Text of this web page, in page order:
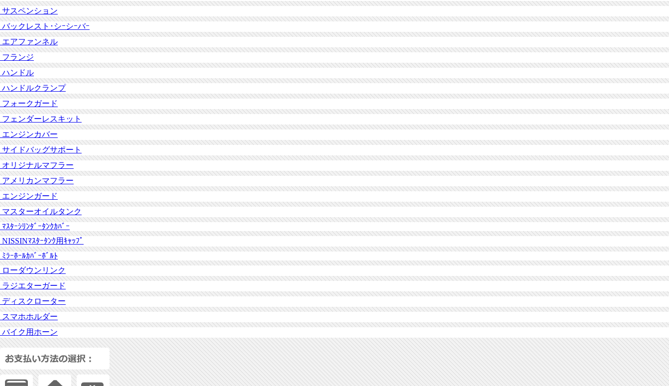
サスペンション
バックレスト･シｰシｰバｰ
エアファンネル
フランジ
ハンドル
ハンドルクランプ
フォークガード
フェンダーレスキット
エンジンカバー
サイドバッグサポート
オリジナルマフラー
アメリカンマフラー
エンジンガード
マスターオイルタンク
ﾏｽﾀｰｼﾘﾝﾀﾞｰﾀﾝｸｶﾊﾞｰ
NISSINﾏｽﾀｰﾀﾝｸ用ｷｬｯﾌﾟ
ﾐﾗｰﾎｰﾙｶﾊﾞｰﾎﾞﾙﾄ
ローダウンリンク
ラジエターガード
ディスクローター
スマホホルダー
バイク用ホーン